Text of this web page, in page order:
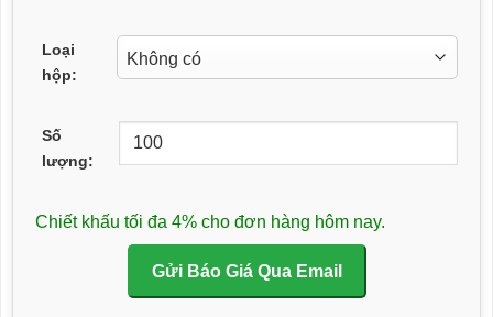
Loại
hộp:
Số
lượng:
Chiết khấu tối đa 4% cho đơn hàng hôm nay.
Gửi Báo Giá Qua Email